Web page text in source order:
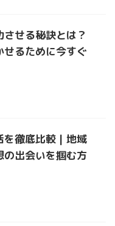
せる秘訣とは？
せるために今すぐ
を徹底比較 | 地域
の出会いを掴む方